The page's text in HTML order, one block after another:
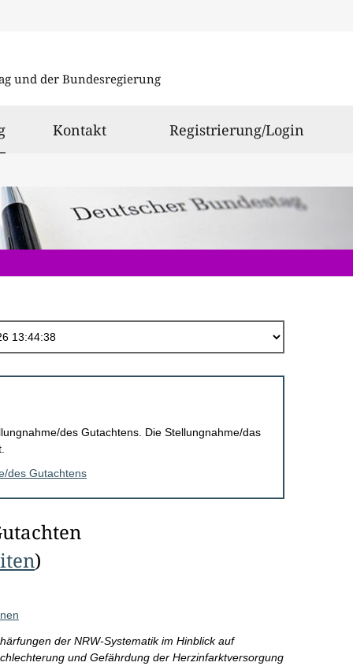
und der Bundesregierung
ausgewählt
Kontakt Registrierung/Login
des Gutachtens. Die Stellungnahme/das
des Gutachtens
)
der NRW-Systematik im Hinblick auf
und Gefährdung der Herzinfarktversorgung